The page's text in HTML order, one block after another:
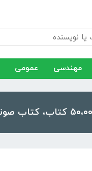
مهندسی عمومی